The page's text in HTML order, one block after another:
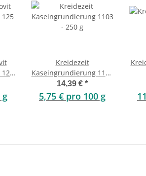
g
Kreidezeit
Kaseingrundierung 1103
- 250 g
14,39 € *
5,75 € pro 100 g